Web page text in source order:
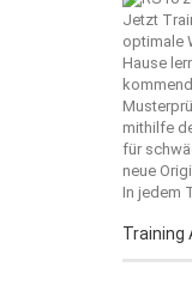
Jetzt
optimale
Hause
mithilfe
für
neue
In jedem
Training